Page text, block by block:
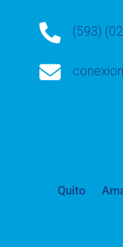
 (593)

Quito